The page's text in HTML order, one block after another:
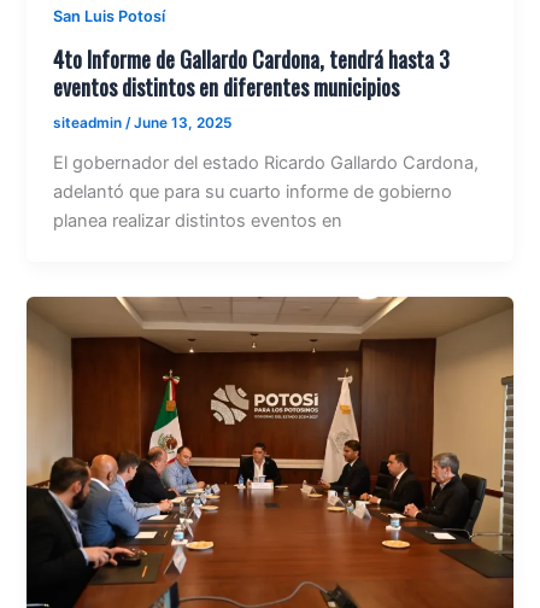
San Luis Potosí
4to Informe de Gallardo Cardona, tendrá hasta 3
eventos distintos en diferentes municipios
siteadmin/June 13, 2025
El gobernador del estado Ricardo Gallardo Cardona,
adelantó que para su cuarto informe de gobierno
planea realizar distintos eventos en